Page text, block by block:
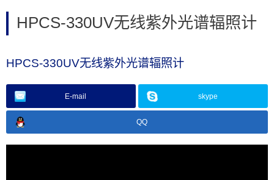
HPCS-330UV无线紫外光谱辐照计
HPCS-330UV无线紫外光谱辐照计
E-mail skype
QQ